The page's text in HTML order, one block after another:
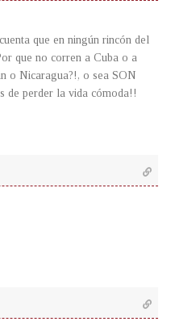
que en ningún rincón del
que no corren a Cuba o a
o Nicaragua?!, o sea SON
de perder la vida cómoda!!